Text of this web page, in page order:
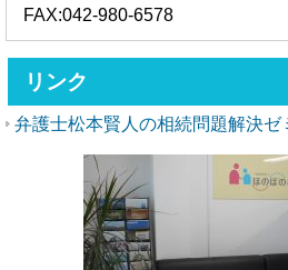
FAX:042-980-6578
リンク
弁護士松本賢人の相続問題解決ゼ